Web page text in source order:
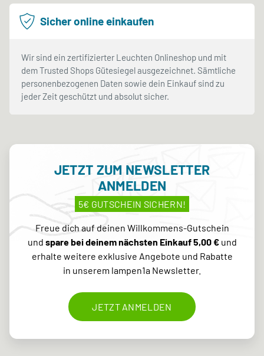
Sicher online einkaufen
Wir sind ein zertifizierter Leuchten Onlineshop und mit
dem Trusted Shops Gütesiegel ausgezeichnet. Sämtliche
personenbezogenen Daten sowie dein Einkauf sind zu
jeder Zeit geschützt und absolut sicher.
JETZT ZUM NEWSLETTER
ANMELDEN
5€ GUTSCHEIN SICHERN!
Freue dich auf deinen Willkommens-Gutschein
und spare bei deinem nächsten Einkauf 5,00 €und
erhalte weitere exklusive Angebote und Rabatte
in unserem lampen1a Newsletter.
JETZT ANMELDEN